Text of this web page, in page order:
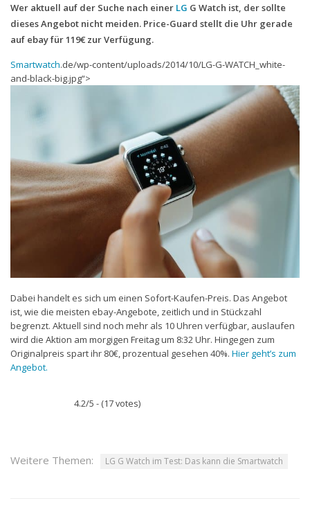
Handytarife
BASE
Smartphonetarife
Datentarife
Smartphonetarife
Prepaid-Tarife
Datentarife
Flatrate-Prepaidtarife
Mobilfunk-Vergleichsrechner
Mobilfunk-Tarifrechner
Flatrate-Datentarife
Wer aktuell auf der Suche nach einer LG G Watch ist, der sollte
dieses Angebot nicht meiden. Price-Guard stellt die Uhr gerade
auf ebay für 119€ zur Verfügung.
Smartwatch.de/wp-content/uploads/2014/10/LG-G-WATCH_white-
and-black-big.jpg“>
Dabei handelt es sich um einen Sofort-Kaufen-Preis. Das Angebot
ist, wie die meisten ebay-Angebote, zeitlich und in Stückzahl
begrenzt. Aktuell sind noch mehr als 10 Uhren verfügbar, auslaufen
wird die Aktion am morgigen Freitag um 8:32 Uhr. Hingegen zum
Originalpreis spart ihr 80€, prozentual gesehen 40%. Hier geht’s zum
Angebot.
4.2/5 - (17 votes)
Weitere Themen: LG G Watch im Test: Das kann die Smartwatch